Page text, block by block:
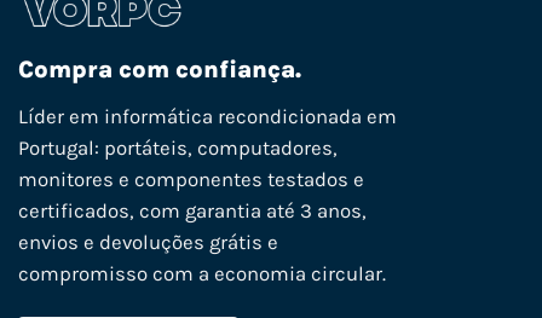
Compra com confiança.
Líder em informática recondicionada em
Portugal: portáteis, computadores,
monitores e componentes testados e
certificados, com garantia até 3 anos,
envios e devoluções grátis e
compromisso com a economia circular.